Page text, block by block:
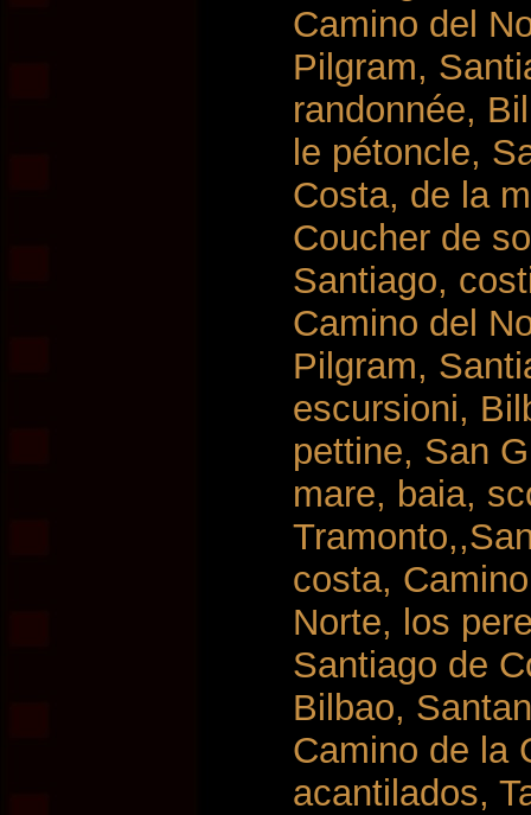
Camino del
Pilgram,
randonnée,
le pétoncle,
Costa, de la
Coucher de
Santiago,
Camino del
Pilgram,
escursioni,
pettine, San
mare, baia,
costa,
Norte, los
Santiago de
Bilbao,
Camino de la
acantilados,